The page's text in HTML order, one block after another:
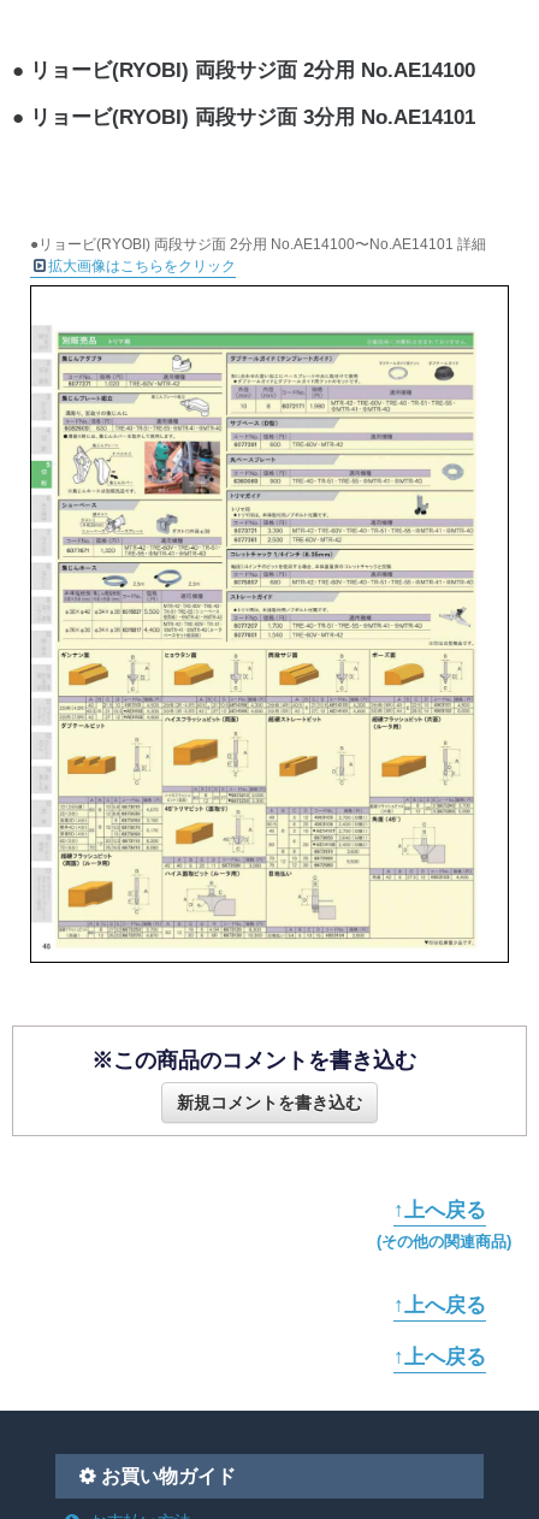
リョービ(RYOBI) 両段サジ面 2分用 No.AE14100
リョービ(RYOBI) 両段サジ面 3分用 No.AE14101
●リョービ(RYOBI) 両段サジ面 2分用 No.AE14100〜No.AE14101 詳細
拡大画像はこちらをクリック
※この商品のコメントを書き込む
新規コメントを書き込む
↑上へ戻る
(その他の関連商品)
↑上へ戻る
↑上へ戻る
お買い物ガイド